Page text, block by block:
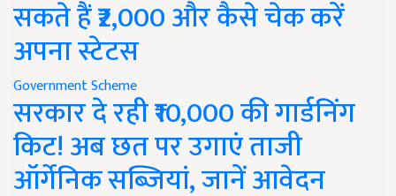
सकते हैं ₹2,000 और कैसे चेक करें
अपना स्टेटस
Government Scheme
सरकार दे रही ₹10,000 की गार्डनिंग
किट! अब छत पर उगाएं ताजी
ऑर्गेनिक सब्जियां, जानें आवेदन